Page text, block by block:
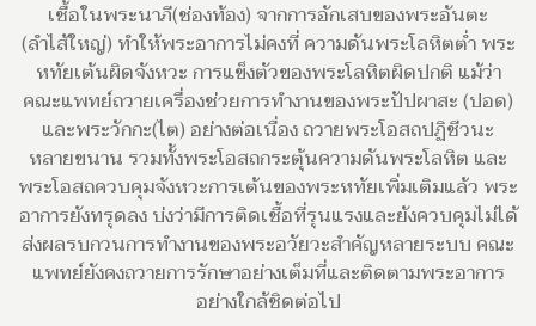
เชื้อในพระนาภี(ช่องท้อง) จากการอักเสบของพระอันตะ
(ลำไส้ใหญ่) ทำให้พระอาการไม่คงที่ ความดันพระโลหิตต่ำ พระ
หทัยเต้นผิดจังหวะ การแข็งตัวของพระโลหิตผิดปกติ แม้ว่า
คณะแพทย์ถวายเครื่องช่วยการทำงานของพระปัปผาสะ (ปอด)
และพระวักกะ(ไต) อย่างต่อเนื่อง ถวายพระโอสถปฏิชีวนะ
หลายขนาน รวมทั้งพระโอสถกระตุ้นความดันพระโลหิต และ
พระโอสถควบคุมจังหวะการเต้นของพระหทัยเพิ่มเติมแล้ว พระ
อาการยังทรุดลง บ่งว่ามีการติดเชื้อที่รุนแรงและยังควบคุมไม่ได้
ส่งผลรบกวนการทำงานของพระอวัยวะสำคัญหลายระบบ คณะ
แพทย์ยังคงถวายการรักษาอย่างเต็มที่และติดตามพระอาการ
อย่างใกล้ชิดต่อไป